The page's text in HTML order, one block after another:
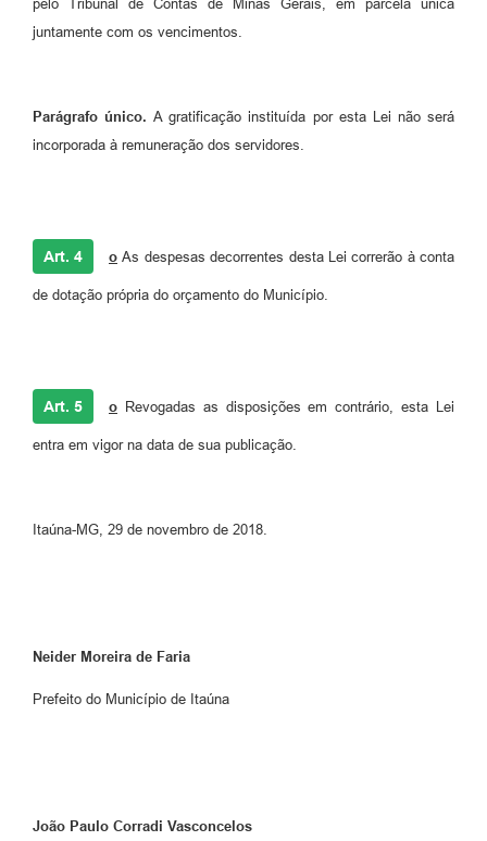
pelo Tribunal de Contas de Minas Gerais, em parcela única
juntamente com os vencimentos.
Parágrafo único.A gratificação instituída por esta Lei não será
incorporada à remuneração dos servidores.
Art. 4 o As despesas decorrentes desta Lei correrão à conta
de dotação própria do orçamento do Município.
Art. 5 o Revogadas as disposições em contrário, esta Lei
entra em vigor na data de sua publicação.
Itaúna-MG, 29 de novembro de 2018.
Neider Moreira de Faria
Prefeito do Município de Itaúna
João Paulo Corradi Vasconcelos